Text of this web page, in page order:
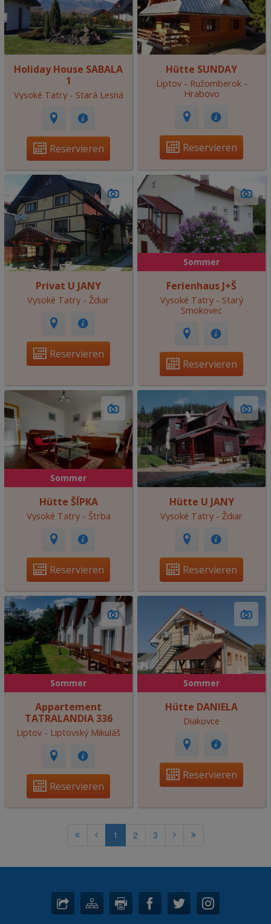
Holiday House SABALA
1
Vysoké Tatry - Stará Lesná
Reservieren
Hütte SUNDAY
Liptov - Ružomberok -
Hrabovo
Reservieren
Privat U JANY
Vysoké Tatry - Ždiar
Reservieren
Sommer
Ferienhaus J+Š
Vysoké Tatry - Starý
Smokovec
Reservieren
Sommer
Hütte ŠÍPKA
Vysoké Tatry - Štrba
Reservieren
Hütte U JANY
Vysoké Tatry - Ždiar
Reservieren
Sommer
Appartement
TATRALANDIA 336
Liptov - Liptovský Mikuláš
Reservieren
Sommer
Hütte DANIELA
Diakovce
Reservieren
1 2 3